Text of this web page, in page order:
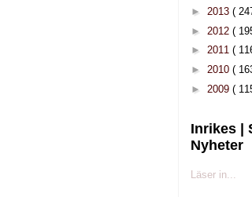
► 2013 (
► 2012 (
► 2011 (
► 2010 (
► 2009 (
Inrikes |
Nyheter
Läser in...